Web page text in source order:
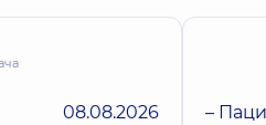
08.08.2026 –